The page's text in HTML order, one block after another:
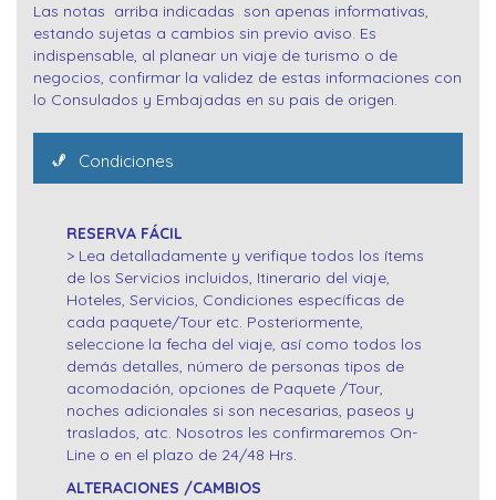
Las notas arriba indicadas son apenas informativas,
estando sujetas a cambios sin previo aviso. Es
indispensable, al planear un viaje de turismo o de
negocios, confirmar la validez de estas informaciones con
lo Consulados y Embajadas en su pais de origen.
Condiciones
RESERVA FÁCIL
> Lea detalladamente y verifique todos los ítems
de los Servicios incluidos, Itinerario del viaje,
Hoteles, Servicios, Condiciones específicas de
cada paquete/Tour etc. Posteriormente,
seleccione la fecha del viaje, así como todos los
demás detalles, número de personas tipos de
acomodación, opciones de Paquete /Tour,
noches adicionales si son necesarias, paseos y
traslados, atc. Nosotros les confirmaremos On-
Line o en el plazo de 24/48 Hrs.
ALTERACIONES /CAMBIOS